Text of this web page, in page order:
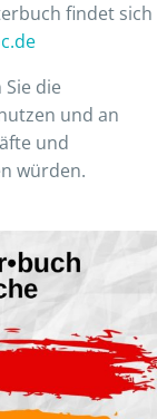
findet sich
die
und an
und
würden.